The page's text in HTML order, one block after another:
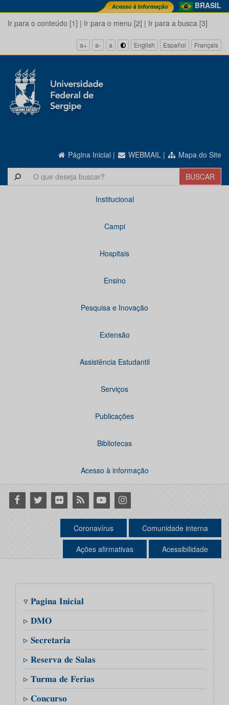
BRASIL
Ir para o conteúdo [1] | Ir para o menu [2] | Ir para a busca [3]
a+ a- a English Español Français
Página Inicial | WEBMAIL | Mapa do Site
Institucional
Campi
Hospitais
Ensino
Pesquisa e Inovação
Extensão
Assistência Estudantil
Serviços
Publicações
Bibliotecas
Acesso à informação
Facebook
Twitter Flickr RSS YoutubeInstagram
Coronavírus Comunidade interna
Ações afirmativas Acessibilidade
▿ 𝐏𝐚𝐠𝐢𝐧𝐚 𝐈𝐧𝐢𝐜𝐢𝐚𝐥
▹ 𝐃𝐌𝐎
▹ 𝐒𝐞𝐜𝐫𝐞𝐭𝐚𝐫𝐢𝐚
▹ 𝐑𝐞𝐬𝐞𝐫𝐯𝐚 𝐝𝐞 𝐒𝐚𝐥𝐚𝐬
▹ 𝐓𝐮𝐫𝐦𝐚 𝐝𝐞 𝐅𝐞𝐫𝐢𝐚𝐬
▹ 𝐂𝐨𝐧𝐜𝐮𝐫𝐬𝐨